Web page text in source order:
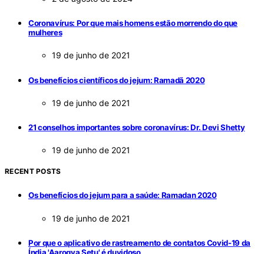
Coronavírus: Por que mais homens estão morrendo do que
mulheres
19 de junho de 2021
Os benefícios científicos do jejum: Ramadã 2020
19 de junho de 2021
21 conselhos importantes sobre coronavírus: Dr. Devi Shetty
19 de junho de 2021
RECENT POSTS
Os benefícios do jejum para a saúde: Ramadan 2020
19 de junho de 2021
Por que o aplicativo de rastreamento de contatos Covid-19 da
Índia 'Aarogya Setu' é duvidoso